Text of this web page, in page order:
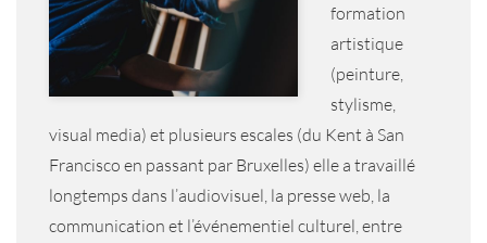
formation
artistique
(peinture,
stylisme,
visual media) et plusieurs escales (du Kent à San
Francisco en passant par Bruxelles) elle a travaillé
longtemps dans l’audiovisuel, la presse web, la
communication et l’événementiel culturel, entre